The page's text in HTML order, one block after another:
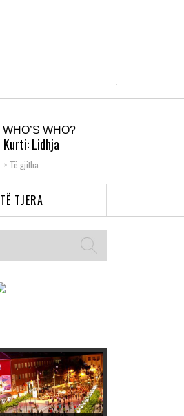
WHO’S WHO?
Kurti: Lidhja
Shqiptare e Prizrenit,
Të gjitha
TË TJERA